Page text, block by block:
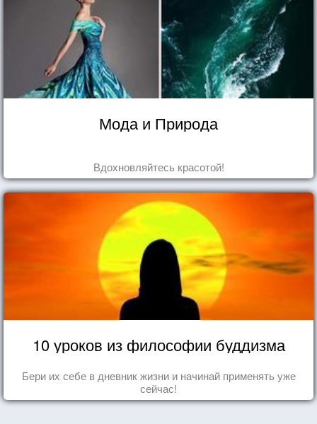
Мода и Природа
Вдохновляйтесь красотой!
10 уроков из философии буддизма
Бери их себе в дневник жизни и начинай применять уже
сейчас!